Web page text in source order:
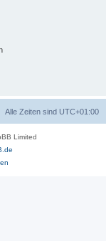
Alle Zeiten sind UTC+01:00
Limited